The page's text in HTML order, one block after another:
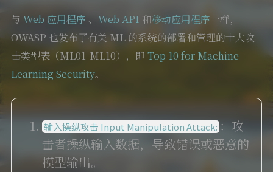
与 Web 应用程序 、 Web API 和移动应用程序一样，
OWASP 也发布了有关 ML 的系统的部署和管理的十大攻
击类型表（ML01-ML10），即 Top 10 for Machine
Learning Security。
输入操纵攻击 Input Manipulation Attack:：攻
击者操纵输入数据，导致错误或恶意的
模型输出。